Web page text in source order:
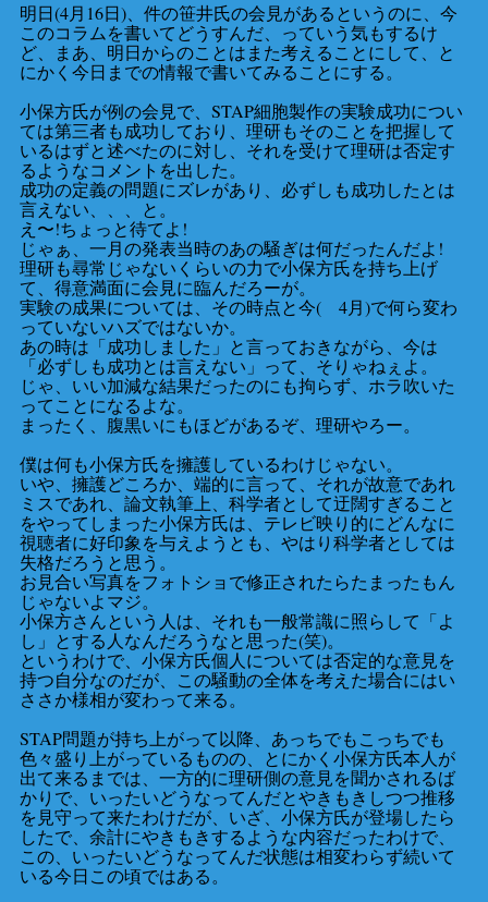
明日(4月16日)、件の笹井氏の会見があるというのに、今
このコラムを書いてどうすんだ、っていう気もするけ
ど、まあ、明日からのことはまた考えることにして、と
にかく今日までの情報で書いてみることにする。
小保方氏が例の会見で、STAP細胞製作の実験成功につい
ては第三者も成功しており、理研もそのことを把握して
いるはずと述べたのに対し、それを受けて理研は否定す
るようなコメントを出した。
成功の定義の問題にズレがあり、必ずしも成功したとは
言えない、、、と。
え〜!ちょっと待てよ!
じゃぁ、一月の発表当時のあの騒ぎは何だったんだよ!
理研も尋常じゃないくらいの力で小保方氏を持ち上げ
て、得意満面に会見に臨んだろーが。
実験の成果については、その時点と今( 4月)で何ら変わ
っていないハズではないか。
あの時は「成功しました」と言っておきながら、今は
「必ずしも成功とは言えない」って、そりゃねぇよ。
じゃ、いい加減な結果だったのにも拘らず、ホラ吹いた
ってことになるよな。
まったく、腹黒いにもほどがあるぞ、理研やろー。
僕は何も小保方氏を擁護しているわけじゃない。
いや、擁護どころか、端的に言って、それが故意であれ
ミスであれ、論文執筆上、科学者として迂闊すぎること
をやってしまった小保方氏は、テレビ映り的にどんなに
視聴者に好印象を与えようとも、やはり科学者としては
失格だろうと思う。
お見合い写真をフォトショで修正されたらたまったもん
じゃないよマジ。
小保方さんという人は、それも一般常識に照らして「よ
し」とする人なんだろうなと思った(笑)。
というわけで、小保方氏個人については否定的な意見を
持つ自分なのだが、この騒動の全体を考えた場合にはい
ささか様相が変わって来る。
STAP問題が持ち上がって以降、あっちでもこっちでも
色々盛り上がっているものの、とにかく小保方氏本人が
出て来るまでは、一方的に理研側の意見を聞かされるば
かりで、いったいどうなってんだとやきもきしつつ推移
を見守って来たわけだが、いざ、小保方氏が登場したら
したで、余計にやきもきするような内容だったわけで、
この、いったいどうなってんだ状態は相変わらず続いて
いる今日この頃ではある。